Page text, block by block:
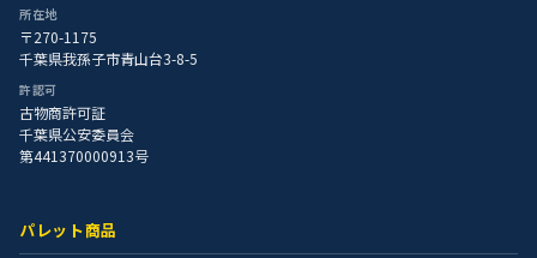
所在地
〒270-1175
千葉県我孫子市青山台3-8-5
許認可
古物商許可証
千葉県公安委員会
第441370000913号
パレット商品